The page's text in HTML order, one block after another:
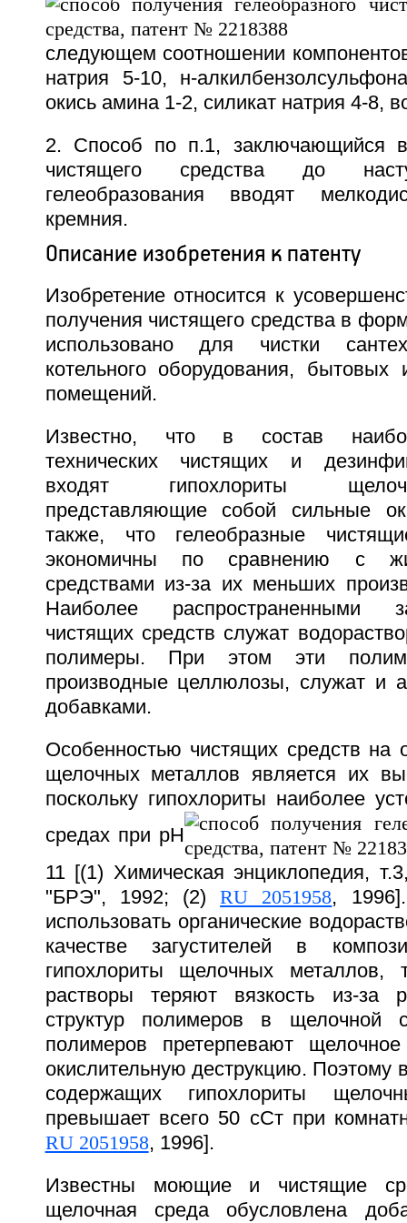
следующем соотношении
натрия 5-10, н-
окись амина 1-2, силикат натрия 4-8,
2. Способ по п.1, заключающийся
чистящего средства до
гелеобразования вводят
кремния.
Описание изобретения к патенту
Изобретение относится к
получения чистящего средства в
использовано для чистки
котельного оборудования, бытовых
помещений.
Известно, что в состав
технических чистящих и
входят гипохлориты
представляющие собой сильные
также, что гелеобразные
экономичны по сравнению с
средствами из-за их меньших
Наиболее распространенными
чистящих средств служат
полимеры. При этом эти
производные целлюлозы, служат и
добавками.
Особенностью чистящих средств на
щелочных металлов является их
поскольку гипохлориты наиболее
средах при рН
11 [(1) Химическая энциклопедия,
"БРЭ", 1992; (2)RU 2051958,
использовать органические
качестве загустителей в
гипохлориты щелочных
растворы теряют вязкость из-за
структур полимеров в щелочной
полимеров претерпевают
окислительную деструкцию. Поэтому
содержащих гипохлориты
превышает всего 50 сСт при
RU 2051958, 1996].
Известны моющие и чистящие
щелочная среда обусловлена